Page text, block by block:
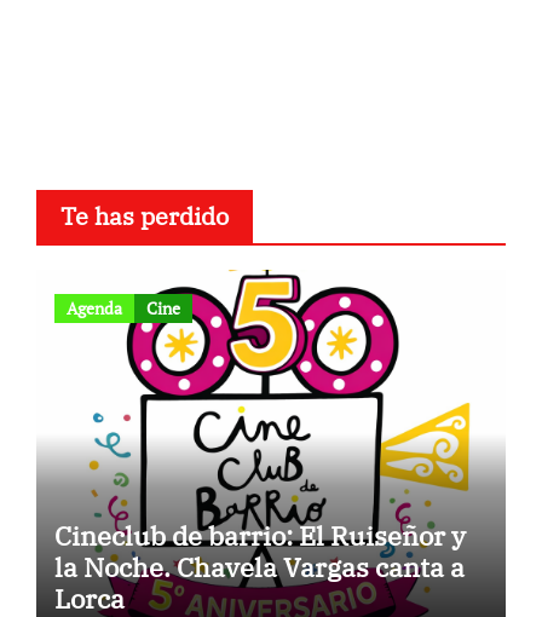
Te has perdido
Agenda Cine
Cineclub de barrio: El Ruiseñor y
la Noche. Chavela Vargas canta a
Lorca